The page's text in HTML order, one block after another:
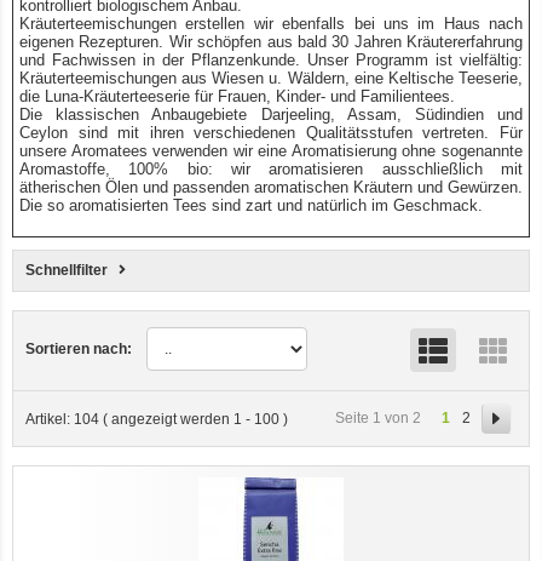
kontrolliert biologischem Anbau.
Kräuterteemischungen erstellen wir ebenfalls bei uns im Haus nach
eigenen Rezepturen. Wir schöpfen aus bald 30 Jahren Kräutererfahrung
und Fachwissen in der Pflanzenkunde. Unser Programm ist vielfältig:
Kräuterteemischungen aus Wiesen u. Wäldern, eine Keltische Teeserie,
die Luna-Kräuterteeserie für Frauen, Kinder- und Familientees.
Die klassischen Anbaugebiete Darjeeling, Assam, Südindien und
Ceylon sind mit ihren verschiedenen Qualitätsstufen vertreten. Für
unsere Aromatees verwenden wir eine Aromatisierung ohne sogenannte
Aromastoffe, 100% bio: wir aromatisieren ausschließlich mit
ätherischen Ölen und passenden aromatischen Kräutern und Gewürzen.
Die so aromatisierten Tees sind zart und natürlich im Geschmack.
Schnellfilter
Sortieren nach:
Artikel: 104 ( angezeigt werden 1 - 100) Seite 1 von 2 1 2